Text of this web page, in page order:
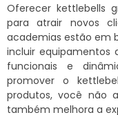
Oferecer kettlebells
para atrair novos
academias estão em
incluir equipamentos
funcionais e
promover o
produtos, você não
também melhora a